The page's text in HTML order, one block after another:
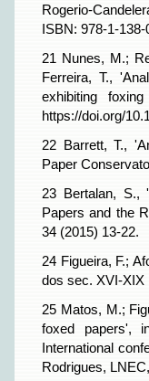
Rogerio-
ISBN: 978-1-138-
21 Nunes, M.;
Ferreira, T.,
exhibiting
https://doi.org/
22 Barrett, T.,
Paper
23 Bertalan, S.,
Papers and the
34 (2015) 13-22.
24 Figueira, F.;
dos sec. XVI-XIX
25 Matos, M.;
foxed papers',
International
Rodrigues,